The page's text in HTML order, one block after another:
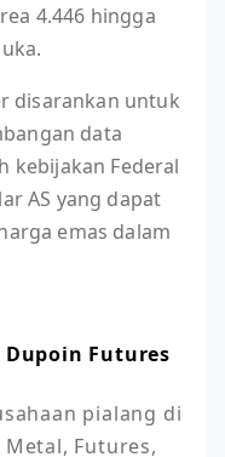
4.446 hingga
disarankan untuk
data
kebijakan Federal
AS yang dapat
emas dalam
Dupoin Futures
pialang di
Futures,